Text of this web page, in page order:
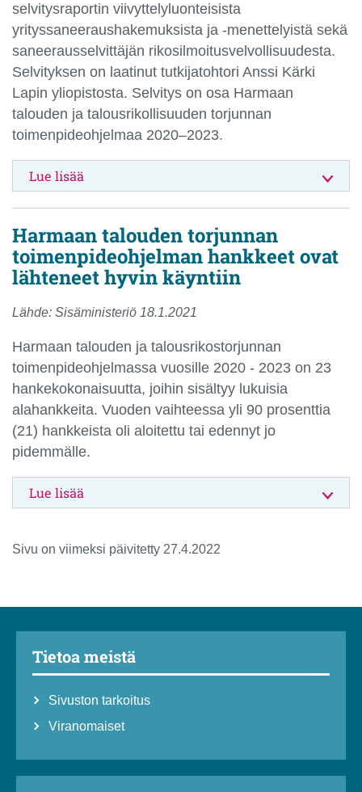
selvitysraportin viivyttelyluonteisista
yrityssaneeraushakemuksista ja -menettelyistä sekä
saneerausselvittäjän rikosilmoitusvelvollisuudesta.
Selvityksen on laatinut tutkijatohtori Anssi Kärki
Lapin yliopistosta. Selvitys on osa Harmaan
talouden ja talousrikollisuuden torjunnan
toimenpideohjelmaa 2020–2023.
Lue lisää
Harmaan talouden torjunnan
toimenpideohjelman hankkeet ovat
lähteneet hyvin käyntiin
Lähde: Sisäministeriö 18.1.2021
Harmaan talouden ja talousrikostorjunnan
toimenpideohjelmassa vuosille 2020 - 2023 on 23
hankekokonaisuutta, joihin sisältyy lukuisia
alahankkeita. Vuoden vaihteessa yli 90 prosenttia
(21) hankkeista oli aloitettu tai edennyt jo
pidemmälle.
Lue lisää
Sivu on viimeksi päivitetty 27.4.2022
Tietoa meistä
Sivuston tarkoitus
Viranomaiset